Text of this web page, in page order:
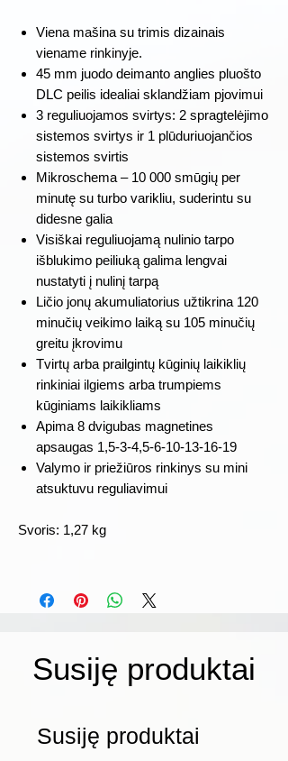
Viena mašina su trimis dizainais
viename rinkinyje.
45 mm juodo deimanto anglies pluošto
DLC peilis idealiai sklandžiam pjovimui
3 reguliuojamos svirtys: 2 spragtelėjimo
sistemos svirtys ir 1 plūduriuojančios
sistemos svirtis
Mikroschema – 10 000 smūgių per
minutę su turbo varikliu, suderintu su
didesne galia
Visiškai reguliuojamą nulinio tarpo
išblukimo peiliuką galima lengvai
nustatyti į nulinį tarpą
Ličio jonų akumuliatorius užtikrina 120
minučių veikimo laiką su 105 minučių
greitu įkrovimu
Tvirtų arba prailgintų kūginių laikiklių
rinkiniai ilgiems arba trumpiems
kūginiams laikikliams
Apima 8 dvigubas magnetines
apsaugas 1,5-3-4,5-6-10-13-16-19
Valymo ir priežiūros rinkinys su mini
atsuktuvu reguliavimui
Svoris: 1,27 kg
Susiję produktai
Susiję produktai